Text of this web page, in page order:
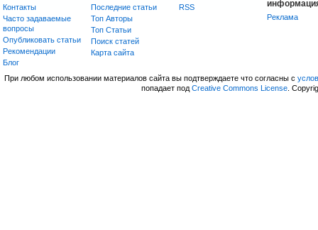
Контакты
Часто задаваемые
вопросы
Опубликовать статьи
Рекомендации
Блог
Последние статьи
Топ Авторы
Топ Статьи
Поиск статей
Карта сайта
RSS
Реклама
При любом использовании материалов сайта вы подтверждаете что согласны с
попадает под Creative Commons License.